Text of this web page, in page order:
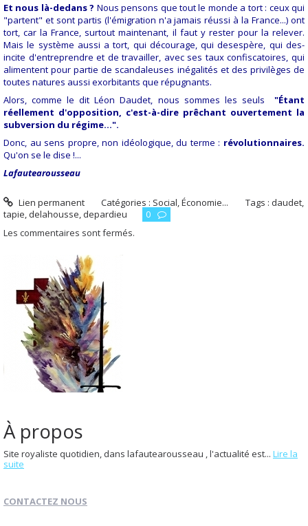
Et nous là-dedans ? Nous pensons que tout le monde a tort : ceux qui
"partent" et sont partis (l'émigration n'a jamais réussi à la France...) ont
tort, car la France, surtout maintenant, il faut y rester pour la relever.
Mais le système aussi a tort, qui décourage, qui desespère, qui des-
incite d'entreprendre et de travailler, avec ses taux confiscatoires, qui
alimentent pour partie de scandaleuses inégalités et des privilèges de
toutes natures aussi exorbitants que répugnants.
Alors, comme le dit Léon Daudet, nous sommes les seuls "Étant
réellement d'opposition, c'est-à-dire prêchant ouvertement la
subversion du régime...".
Donc, au sens propre, non idéologique, du terme : révolutionnaires.
Qu'on se le dise !...
Lafautearousseau
Lien permanent Catégories : Social, Économie... Tags : daudet,
tapie, delahousse, depardieu
0
Les commentaires sont fermés.
À propos
Site royaliste quotidien, dans lafautearousseau , l'actualité est... Lire la
suite
CONTACTEZ NOUS